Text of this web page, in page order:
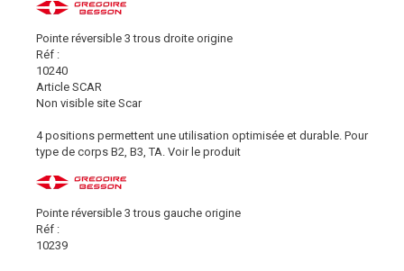
Pointe réversible 3 trous droite origine
Réf :
10240
Article SCAR
Non visible site Scar
4 positions permettent une utilisation optimisée et durable. Pour
type de corps B2, B3, TA. Voir le produit
Pointe réversible 3 trous gauche origine
Réf :
10239